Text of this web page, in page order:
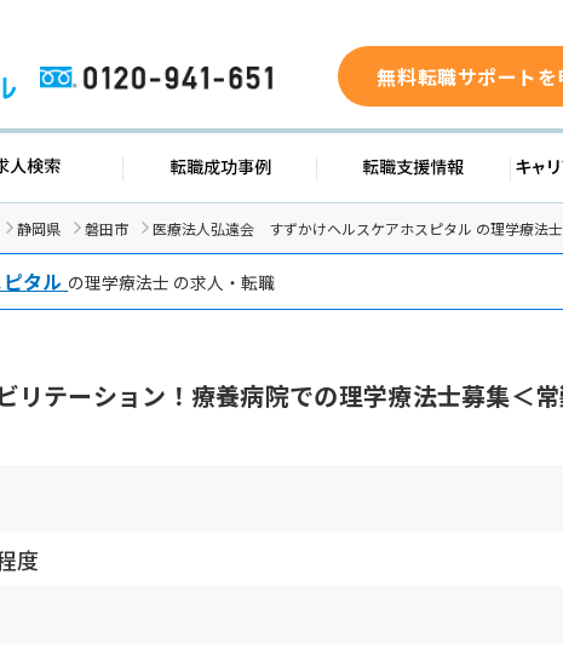
0120-941-651 無料転職サポート
ド 求人検索 転職成功事例 転職支
静岡県 磐田市 医療法人弘遠会 すずかけヘルスケアホスピタル の理学療法
タル の理学療法士 の求人・転職
リテーション！療養病院での理学療法士募集＜
度